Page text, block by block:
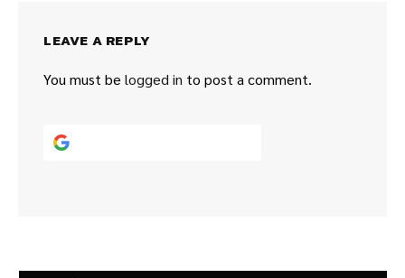
LEAVE A REPLY
You must be logged in to post a comment.